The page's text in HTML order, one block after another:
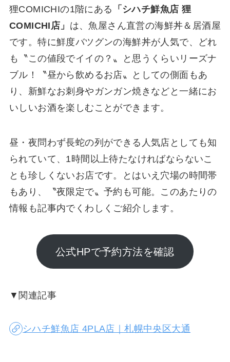
狸COMICHIの1階にある
「シハチ鮮魚店 狸
COMICHI店」 は、魚屋さん直営の海鮮丼＆居酒屋
です。特に鮮度バツグンの海鮮丼が人気で、どれ
も〝この値段でイイの？〟と思うくらいリーズナ
ブル！〝昼から飲めるお店〟としての側面もあ
り、新鮮なお刺身やガンガン焼きなどと一緒にお
いしいお酒を楽しむことができます。
昼・夜問わず長蛇の列ができる人気店としても知
られていて、1時間以上待たなければならないこ
とも珍しくないお店です。とはいえ穴場の時間帯
もあり、〝夜限定で〟予約も可能。このあたりの
情報も記事内でくわしくご紹介します。
公式HPで予約方法を確認
▼関連記事
シハチ鮮魚店 4PLA店｜札幌中央区大通